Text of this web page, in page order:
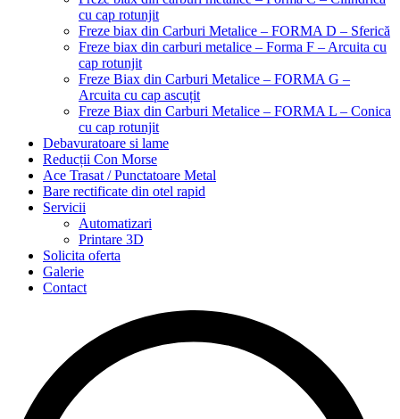
cu cap rotunjit
Freze biax din Carburi Metalice – FORMA D – Sferică
Freze biax din carburi metalice – Forma F – Arcuita cu
cap rotunjit
Freze Biax din Carburi Metalice – FORMA G –
Arcuita cu cap ascuțit
Freze Biax din Carburi Metalice – FORMA L – Conica
cu cap rotunjit
Debavuratoare si lame
Reducții Con Morse
Ace Trasat / Punctatoare Metal
Bare rectificate din otel rapid
Servicii
Automatizari
Printare 3D
Solicita oferta
Galerie
Contact